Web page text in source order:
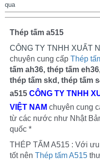
qua
Thép tấm a515
CÔNG TY TNHH XUẤT
chuyên cung cấp Thép
tấm ah36, thép tấm
thép tấm skd, thép tấm
a515 CÔNG TY TNHH
VIỆT NAM chuyên cung
từ các nước như Nhật
quốc *
THÉP TẤM A515 : Với
tốt nên Thép tấm A515